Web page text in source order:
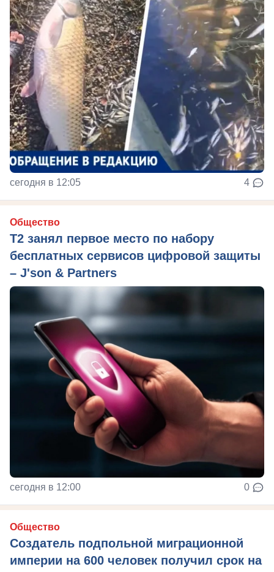
сегодня в 12:05 4
Общество
Т2 занял первое место по набору
бесплатных сервисов цифровой защиты
– J'son & Partners
сегодня в 12:00 0
Общество
Создатель подпольной миграционной
империи на 600 человек получил срок на